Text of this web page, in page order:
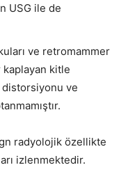
USG ile de
ve retromammer
kaplayan kitle
distorsiyonu ve
radyolojik özellikte
izlenmektedir.